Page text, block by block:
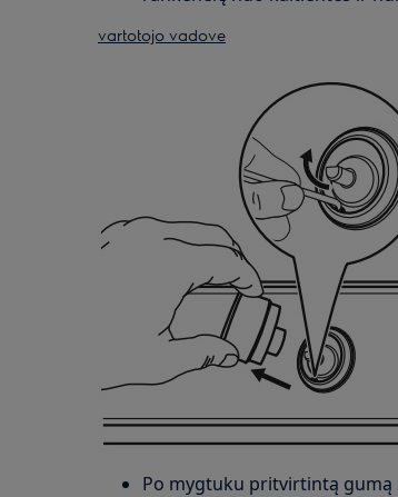
vartotojo vadove
Po mygtuku pritvirtintą gumą